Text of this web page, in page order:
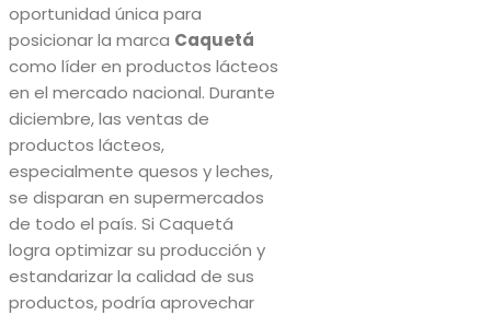
oportunidad única para
posicionar la marca Caquetá
como líder en productos lácteos
en el mercado nacional. Durante
diciembre, las ventas de
productos lácteos,
especialmente quesos y leches,
se disparan en supermercados
de todo el país. Si Caquetá
logra optimizar su producción y
estandarizar la calidad de sus
productos, podría aprovechar